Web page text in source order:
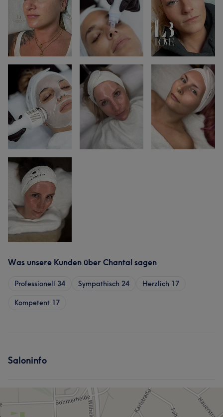
Was unsere Kunden über Chantal sagen
Professionell 34 Sympathisch 24 Herzlich 17
Kompetent 17
Saloninfo